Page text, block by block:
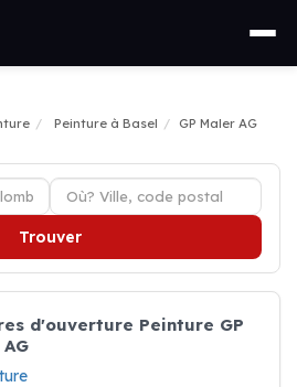
Peinture à Basel GP Maler AG
Trouver
d'ouverture Peinture GP